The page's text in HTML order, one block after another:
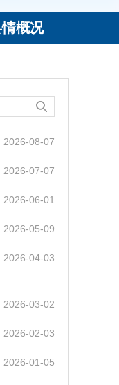
概况
2026-08-07
2026-07-07
2026-06-01
2026-05-09
2026-04-03
2026-03-02
2026-02-03
2026-01-05